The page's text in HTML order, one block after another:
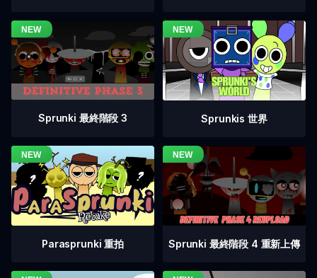
Sprunki 最終階段 3 Sprunkis 世界
Parasprunki 重拍 Sprunki 最終階段 4 重新上傳